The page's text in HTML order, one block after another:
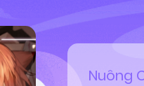
Nuông